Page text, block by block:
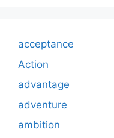
acceptance
Action
advantage
adventure
ambition